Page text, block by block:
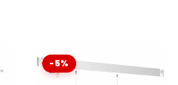
-5%